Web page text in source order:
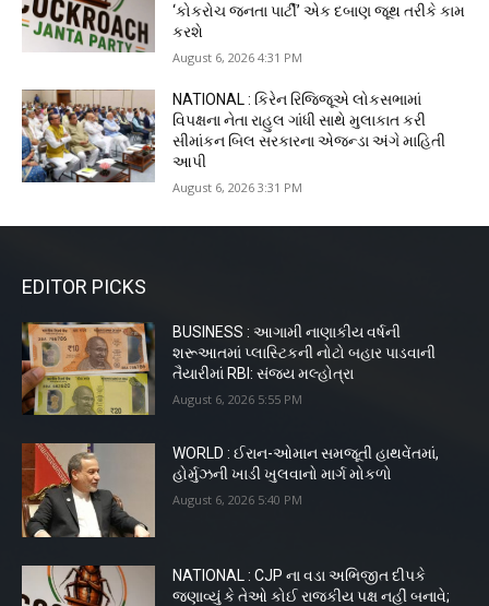
‘કોકરોચ જનતા પાર્ટી’ એક દબાણ જૂથ તરીકે કામ
કરશે
August 6, 2026 4:31 PM
NATIONAL : કિરેન રિજિજૂએ લોકસભામાં
વિપક્ષના નેતા રાહુલ ગાંધી સાથે મુલાકાત કરી
સીમાંકન બિલ સરકારના એજન્ડા અંગે માહિતી
આપી
August 6, 2026 3:31 PM
EDITOR PICKS
BUSINESS : આગામી નાણાકીય વર્ષની
શરૂઆતમાં પ્લાસ્ટિકની નોટો બહાર પાડવાની
તૈયારીમાં RBI: સંજય મલ્હોત્રા
August 6, 2026 5:55 PM
WORLD : ઈરાન-ઓમાન સમજૂતી હાથવેંતમાં,
હોર્મુઝની ખાડી ખુલવાનો માર્ગ મોકળો
August 6, 2026 5:40 PM
NATIONAL : CJP ના વડા અભિજીત દીપકે
જણાવ્યું કે તેઓ કોઈ રાજકીય પક્ષ નહીં બનાવે;